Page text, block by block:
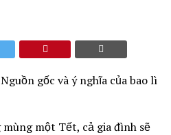
gốc và ý nghĩa của bao lì
một Tết, cả gia đình sẽ